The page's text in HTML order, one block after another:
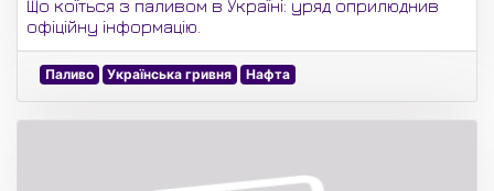
Що коїться з паливом в Україні: уряд оприлюднив
офіційну інформацію.
Паливо Українська гривня Нафта